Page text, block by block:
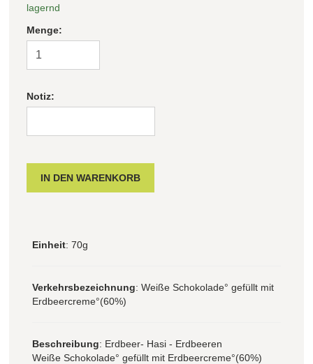
Filter zurücksetzen
lagernd
Menge:
Notiz:
Einheit: 70g
Verkehrsbezeichnung: Weiße Schokolade° gefüllt mit
Erdbeercreme°(60%)
Beschreibung: Erdbeer- Hasi - Erdbeeren
Weiße Schokolade° gefüllt mit Erdbeercreme°(60%)